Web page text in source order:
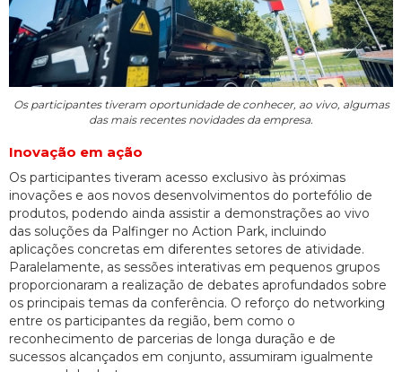
Os participantes tiveram oportunidade de conhecer, ao vivo, algumas
das mais recentes novidades da empresa.
Inovação em ação
Os participantes tiveram acesso exclusivo às próximas
inovações e aos novos desenvolvimentos do portefólio de
produtos, podendo ainda assistir a demonstrações ao vivo
das soluções da Palfinger no Action Park, incluindo
aplicações concretas em diferentes setores de atividade.
Paralelamente, as sessões interativas em pequenos grupos
proporcionaram a realização de debates aprofundados sobre
os principais temas da conferência. O reforço do networking
entre os participantes da região, bem como o
reconhecimento de parcerias de longa duração e de
sucessos alcançados em conjunto, assumiram igualmente